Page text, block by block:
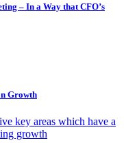
– In a Way that CFO’s
Growth
key areas which have a
growth